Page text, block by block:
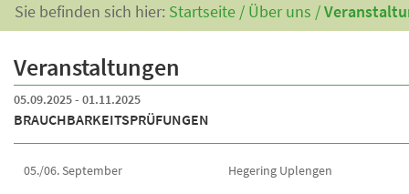
Sie befinden sich hier: Startseite / Über uns /
Veranstaltungen
05.09.2025 - 01.11.2025
BRAUCHBARKEITSPRÜFUNGEN
05./06. September
Hegering Uplengen